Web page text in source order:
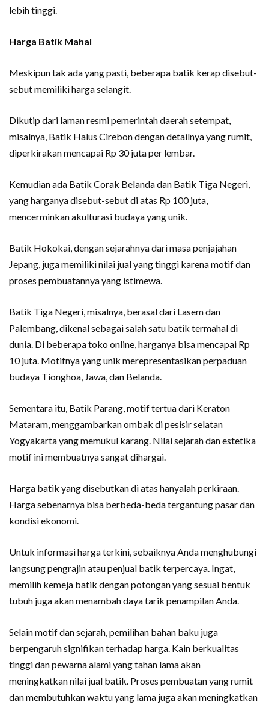
lebih tinggi.
Harga Batik Mahal
Meskipun tak ada yang pasti, beberapa batik kerap disebut-
sebut memiliki harga selangit.
Dikutip dari laman resmi pemerintah daerah setempat,
misalnya, Batik Halus Cirebon dengan detailnya yang rumit,
diperkirakan mencapai Rp 30 juta per lembar.
Kemudian ada Batik Corak Belanda dan Batik Tiga Negeri,
yang harganya disebut-sebut di atas Rp 100 juta,
mencerminkan akulturasi budaya yang unik.
Batik Hokokai, dengan sejarahnya dari masa penjajahan
Jepang, juga memiliki nilai jual yang tinggi karena motif dan
proses pembuatannya yang istimewa.
Batik Tiga Negeri, misalnya, berasal dari Lasem dan
Palembang, dikenal sebagai salah satu batik termahal di
dunia. Di beberapa toko online, harganya bisa mencapai Rp
10 juta. Motifnya yang unik merepresentasikan perpaduan
budaya Tionghoa, Jawa, dan Belanda.
Sementara itu, Batik Parang, motif tertua dari Keraton
Mataram, menggambarkan ombak di pesisir selatan
Yogyakarta yang memukul karang. Nilai sejarah dan estetika
motif ini membuatnya sangat dihargai.
Harga batik yang disebutkan di atas hanyalah perkiraan.
Harga sebenarnya bisa berbeda-beda tergantung pasar dan
kondisi ekonomi.
Untuk informasi harga terkini, sebaiknya Anda menghubungi
langsung pengrajin atau penjual batik terpercaya. Ingat,
memilih kemeja batik dengan potongan yang sesuai bentuk
tubuh juga akan menambah daya tarik penampilan Anda.
Selain motif dan sejarah, pemilihan bahan baku juga
berpengaruh signifikan terhadap harga. Kain berkualitas
tinggi dan pewarna alami yang tahan lama akan
meningkatkan nilai jual batik. Proses pembuatan yang rumit
dan membutuhkan waktu yang lama juga akan meningkatkan